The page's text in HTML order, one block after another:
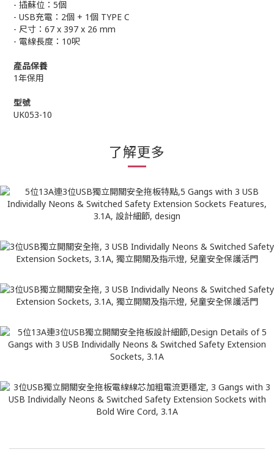
- 插蘇位：5個
- USB充電：2個 + 1個 TYPE C
- 尺寸：67 x 397 x 26 mm
- 電線長度：10呎
產品保養
1年保用
型號
UK053-10
了解更多